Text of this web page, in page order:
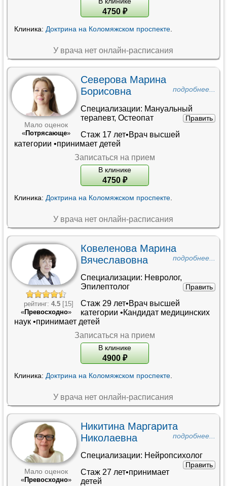
4750 ₽
Клиника: Доктрина на Коломяжском проспекте.
У врача нет онлайн-расписания
Мало оценок
«Потрясающе»
Северова Марина
Борисовна
подробнее...
Специализации: Мануальный
терапевт, Остеопат Править
Стаж 17 лет•Врач высшей
категории •принимает детей
Записаться на прием
В клинике
4750 ₽
Клиника: Доктрина на Коломяжском проспекте.
У врача нет онлайн-расписания
рейтинг: 4.5[15]
«Превосходно»
Ковеленова Марина
Вячеславовна
подробнее...
Специализации: Невролог,
Эпилептолог
Править
Стаж 29 лет•Врач высшей
категории •Кандидат медицинских
наук•принимает детей
Записаться на прием
В клинике
4900 ₽
Клиника: Доктрина на Коломяжском проспекте.
У врача нет онлайн-расписания
Мало оценок
«Превосходно»
Никитина Маргарита
Николаевна
подробнее...
Специализации: Нейропсихолог
Править
Стаж 27 лет•принимает
детей